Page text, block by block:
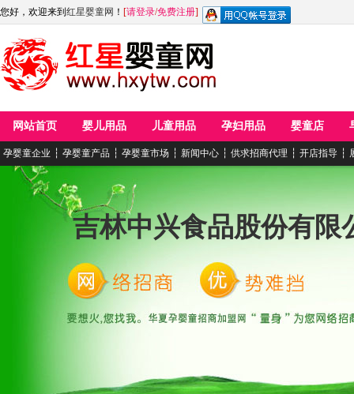
您好，欢迎来到 红星婴童网 ！ [请登录/免费注册]
网站首页 婴儿用品 儿童用品 孕妇用品 婴童店
孕婴童企业 ┆ 孕婴童产品 ┆ 孕婴童市场 ┆ 新闻中心 ┆ 供求招商代理 ┆ 开店指导 ┆
吉林中兴食品股份有限